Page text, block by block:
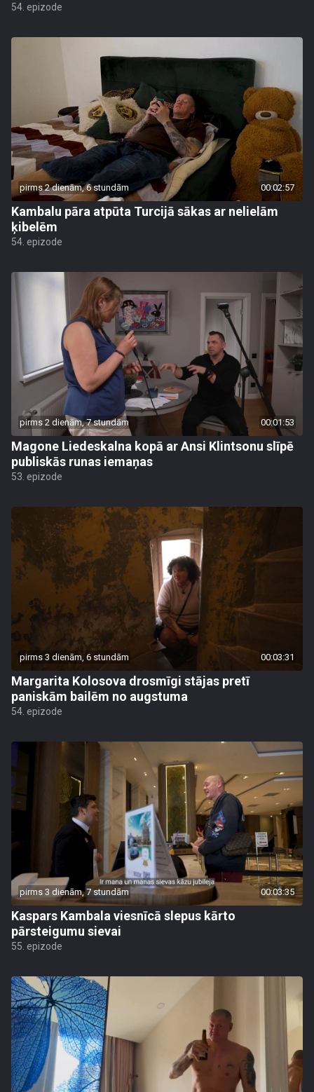
54. epizode
pirms 2 dienām, 6 stundām 00:02:57
Kambalu pāra atpūta Turcijā sākas ar nelielām
ķibelēm
54. epizode
pirms 2 dienām, 7 stundām 00:01:53
Magone Liedeskalna kopā ar Ansi Klintsonu slīpē
publiskās runas iemaņas
53. epizode
pirms 3 dienām, 6 stundām 00:03:31
Margarita Kolosova drosmīgi stājas pretī
paniskām bailēm no augstuma
54. epizode
pirms 3 dienām, 7 stundām 00:03:35
Kaspars Kambala viesnīcā slepus kārto
pārsteigumu sievai
55. epizode